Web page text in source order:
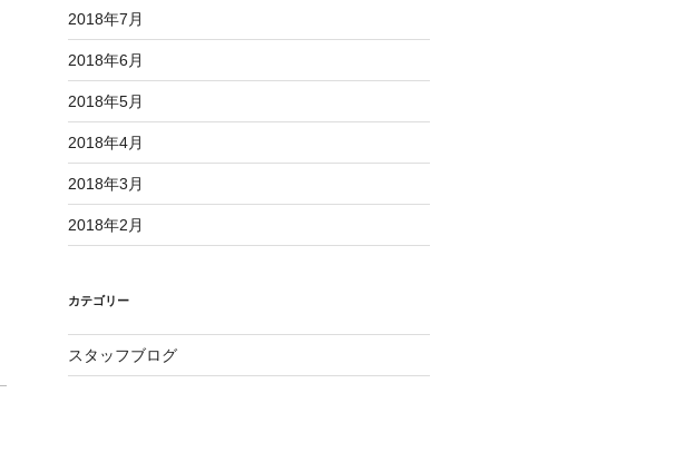
2018年7月
2018年6月
2018年5月
2018年4月
2018年3月
2018年2月
カテゴリー
スタッフブログ